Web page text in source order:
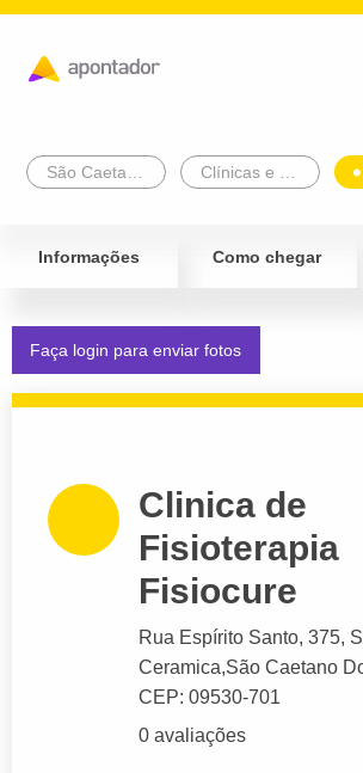
Informações Como chegar
Faça login para enviar fotos
Clinica de
Fisioterapia
Fisiocure
Rua Espírito Santo, 375,
Ceramica,São Caetano
CEP: 09530-701
0 avaliações